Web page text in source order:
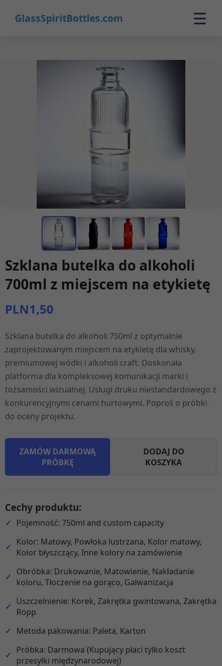
GlassSpiritBottles.com ☰
Produkty
Personalizacja
Kontakt
🛒 Koszyk
0
Szklana butelka do alkoholi
700ml z miejscem na etykietę
PLN1,50
Szklana butelka do alkoholi 750ml z optymalnie
zaprojektowanym miejscem na etykietę dla whisky,
premiumowej wódki i alkoholi craft. Doskonała
platforma dla kompleksowej komunikacji marki i
tożsamości wizualnej. Usługi druku niestandardowego z
konkurencyjnymi cenami hurtowymi. Poproś o próbki
do oceny projektu.
ZAMÓW DARMOWĄ
PRÓBKĘ
DODAJ DO
KOSZYKA
Cechy produktu:
Pojemność: 750ml and custom capacity
Kolor: Matowy, Powłoka lustrzana, Kolor matowy,
Kolor błyszczący, Inne kolory na zamówienie
Obróbka: Drukowanie, Matowienie, Nakładanie
koloru, Tłoczenie na gorąco, Galwanizacja
Uszczelnienie: Korek, Zakrętka gwintowana, Zakrętka
Ropp
Metoda pakowania: Paleta, Karton
Próbka: Darmowa (Kupujący płaci tylko koszt
przesyłki międzynarodowej)